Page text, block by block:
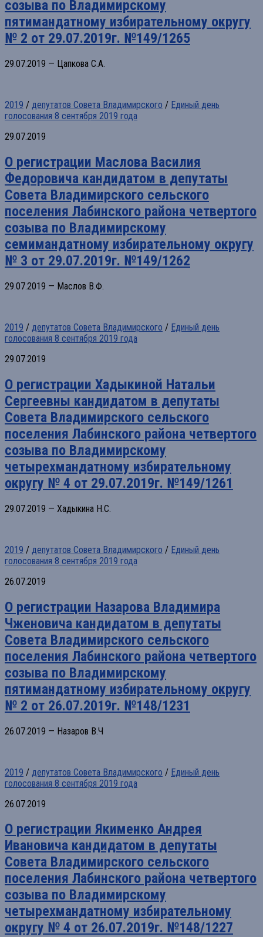
созыва по Владимирскому
пятимандатному избирательному округу
№ 2 от 29.07.2019г. №149/1265
29.07.2019 — Цапкова С.А.
2019 / депутатов Совета Владимирского / Единый день
голосования 8 сентября 2019 года
29.07.2019
О регистрации Маслова Василия
Федоровича кандидатом в депутаты
Совета Владимирского сельского
поселения Лабинского района четвертого
созыва по Владимирскому
семимандатному избирательному округу
№ 3 от 29.07.2019г. №149/1262
29.07.2019 — Маслов В.Ф.
2019 / депутатов Совета Владимирского / Единый день
голосования 8 сентября 2019 года
29.07.2019
О регистрации Хадыкиной Натальи
Сергеевны кандидатом в депутаты
Совета Владимирского сельского
поселения Лабинского района четвертого
созыва по Владимирскому
четырехмандатному избирательному
округу № 4 от 29.07.2019г. №149/1261
29.07.2019 — Хадыкина Н.С.
2019 / депутатов Совета Владимирского / Единый день
голосования 8 сентября 2019 года
26.07.2019
О регистрации Назарова Владимира
Чженовича кандидатом в депутаты
Совета Владимирского сельского
поселения Лабинского района четвертого
созыва по Владимирскому
пятимандатному избирательному округу
№ 2 от 26.07.2019г. №148/1231
26.07.2019 — Назаров В.Ч
2019 / депутатов Совета Владимирского / Единый день
голосования 8 сентября 2019 года
26.07.2019
О регистрации Якименко Андрея
Ивановича кандидатом в депутаты
Совета Владимирского сельского
поселения Лабинского района четвертого
созыва по Владимирскому
четырехмандатному избирательному
округу № 4 от 26.07.2019г. №148/1227